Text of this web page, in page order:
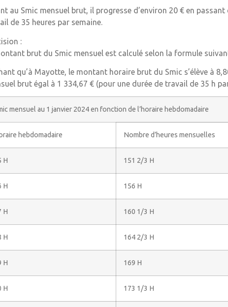
au Smic mensuel brut, il progresse d’environ 20 € en
de 35 heures par semaine.
:
brut du Smic mensuel est calculé selon la formule
qu’à Mayotte, le montant horaire brut du Smic s’élève à
brut égal à 1 334,67 € (pour une durée de travail de 35 h
mensuel au 1 janvier 2024 en fonction de l’horaire hebdomadaire
hebdomadaire Nombre d’heures mensuelles
H 151 2/3 H
H 156 H
H 160 1/3 H
H 164 2/3 H
H 169 H
H 173 1/3 H